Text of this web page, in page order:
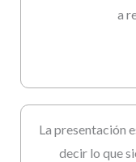
a
La presentación
decir lo que